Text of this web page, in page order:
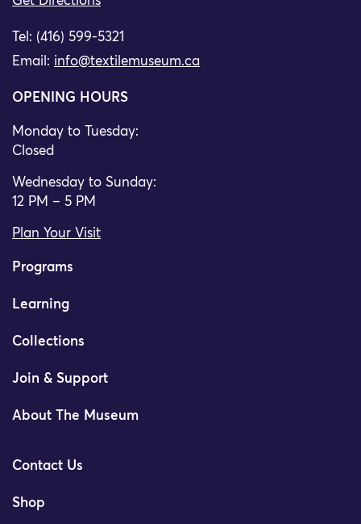
Tel: (416) 599-5321
Email: info@textilemuseum.ca
OPENING HOURS
Monday to Tuesday:
Closed
Wednesday to Sunday:
12 PM – 5 PM
Plan Your Visit
Programs
Learning
Collections
Join & Support
About The Museum
Contact Us
Shop